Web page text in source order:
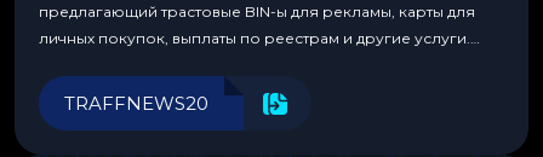
предлагающий трастовые BIN-ы для рекламы, карты для
личных покупок, выплаты по реестрам и другие услуги.
инструменты для управления финансами.
TRAFFNEWS20